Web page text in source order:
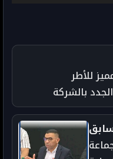
للأطر
بالشركة
الخدمات سوس